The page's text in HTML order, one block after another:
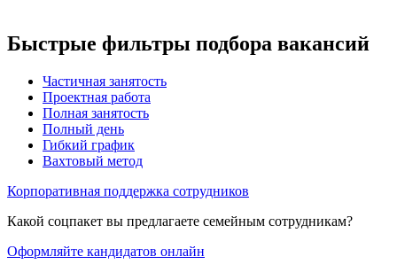
Быстрые фильтры подбора вакансий
Частичная занятость
Проектная работа
Полная занятость
Полный день
Гибкий график
Вахтовый метод
Корпоративная поддержка сотрудников
Какой соцпакет вы предлагаете семейным сотрудникам?
Оформляйте кандидатов онлайн